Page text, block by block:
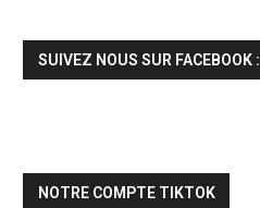
SUIVEZ NOUS SUR FACEBOOK :
NOTRE COMPTE TIKTOK